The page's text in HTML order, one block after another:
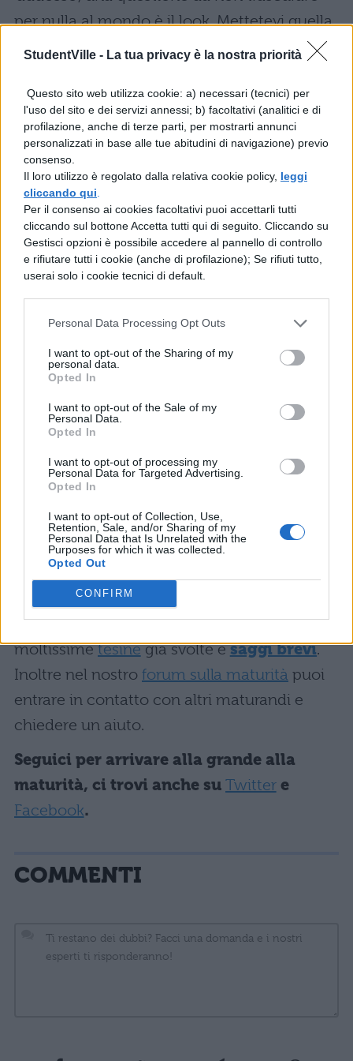
StudentVille - La tua privacy è la nostra priorità
Questo sito web utilizza cookie: a) necessari (tecnici) per
l'uso del sito e dei servizi annessi; b) facoltativi (analitici e di
profilazione, anche di terze parti, per mostrarti annunci
personalizzati in base alle tue abitudini di navigazione) previo
consenso.
Il loro utilizzo è regolato dalla relativa cookie policy, leggi
cliccando qui
Per il consenso ai cookies facoltativi puoi accettarli tutti
cliccando sul bottone Accetta tutti qui di seguito. Cliccando su
Gestisci opzioni è possibile accedere al pannello di controllo
e rifiutare tutti i cookie (anche di profilazione); Se rifiuti tutto,
userai solo i cookie tecnici di default.
Personal Data Processing Opt Outs
I want to opt-out of the Sharing of my
personal data.
Opted In
I want to opt-out of the Sale of my
Personal Data.
Opted In
I want to opt-out of processing my
Personal Data for Targeted Advertising.
Opted In
I want to opt-out of Collection, Use,
Retention, Sale, and/or Sharing of my
Personal Data that Is Unrelated with the
Purposes for which it was collected.
Opted Out
CONFIRM
per nulla al mondo è il look. Mettetevi quella
t-shirt, quel paio di jeans, quelle ballerine,
abbigliamento che associate a un evento
positivo: farà di nuovo il suo dovere, provare
per credere!
[BREAK]
Le altre guide sullaMaturità 2014di
Studentville.it:
La prima prova
Seconda prova maturità: Guida alla
versione
Seconda prova maturità: Guida allo scritto
di matematica
Realizzazione di una mappa concettuale
Realizzazione di una tesina
Gestione dello stress
Visita anche la nostra sezione sulla
, trovi altre guide per preparare l'esame,
le ultime novità e indiscrezioni,
moltissimetesinegià svolte esaggi brevi.
Inoltre nel nostro forum sulla maturità puoi
entrare in contatto con altri maturandi e
chiedere un aiuto.
Seguici per arrivare alla grande alla
maturità, ci trovi anche su Twittere
Facebook.
COMMENTI